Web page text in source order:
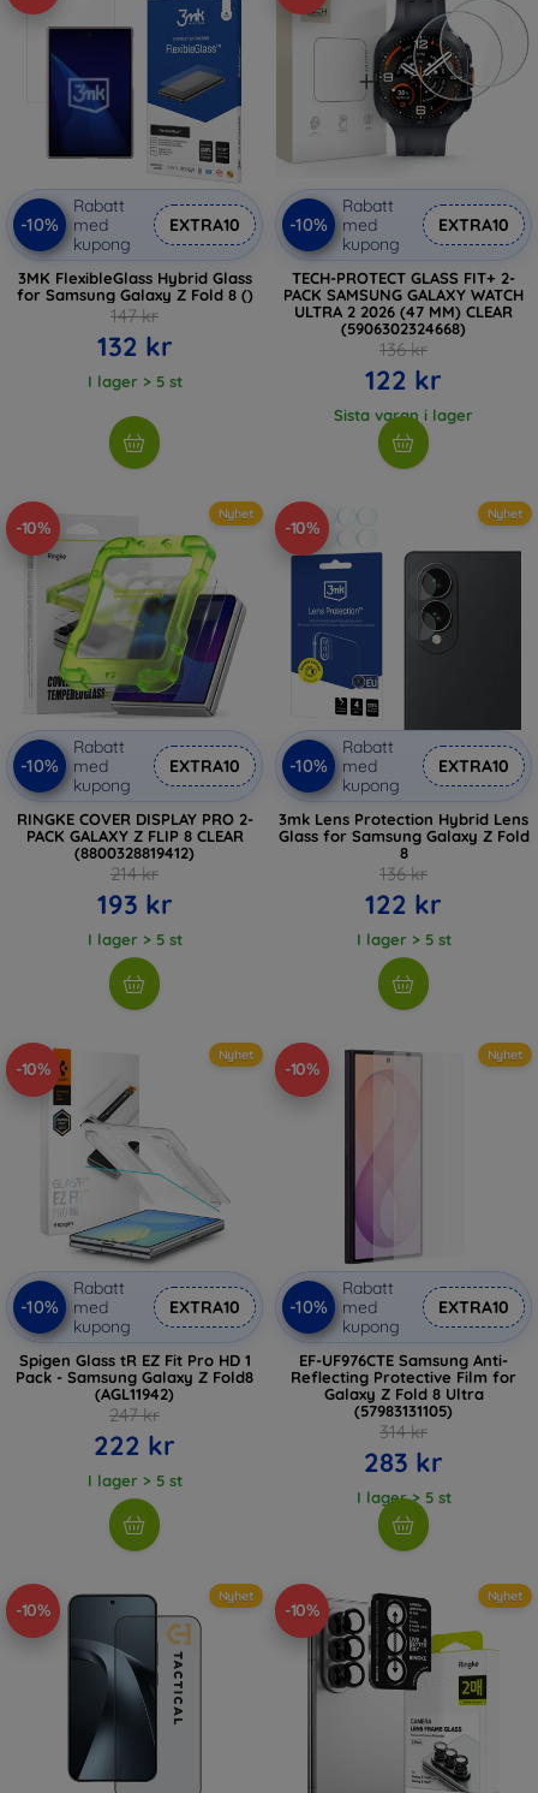
-10%
Rabatt
med
kupong
EXTRA10
3MK FlexibleGlass Hybrid Glass
for Samsung Galaxy Z Fold 8 ()
147 kr
132 kr
I lager > 5 st
-10%
Rabatt
med
kupong
EXTRA10
TECH-PROTECT GLASS FIT+ 2-
PACK SAMSUNG GALAXY WATCH
ULTRA 2 2026 (47 MM) CLEAR
(5906302324668)
136 kr
122 kr
Sista varan i lager
-10%
Nyhet
-10%
Rabatt
med
kupong
EXTRA10
RINGKE COVER DISPLAY PRO 2-
PACK GALAXY Z FLIP 8 CLEAR
(8800328819412)
214 kr
193 kr
I lager > 5 st
-10%
Nyhet
-10%
Rabatt
med
kupong
EXTRA10
3mk Lens Protection Hybrid Lens
Glass for Samsung Galaxy Z Fold
8
136 kr
122 kr
I lager > 5 st
-10%
Nyhet
-10%
Rabatt
med
kupong
EXTRA10
Spigen Glass tR EZ Fit Pro HD 1
Pack - Samsung Galaxy Z Fold8
(AGL11942)
247 kr
222 kr
I lager > 5 st
-10%
Nyhet
-10%
Rabatt
med
kupong
EXTRA10
EF-UF976CTE Samsung Anti-
Reflecting Protective Film for
Galaxy Z Fold 8 Ultra
(57983131105)
314 kr
283 kr
I lager > 5 st
-10%
Nyhet
-10%
Nyhet